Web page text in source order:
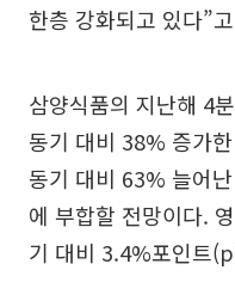
한층 강화되고 있다”
삼양식품의 지난해 4
동기 대비 38% 증가
동기 대비 63% 늘어
에 부합할 전망이다.
기 대비 3.4%포인트